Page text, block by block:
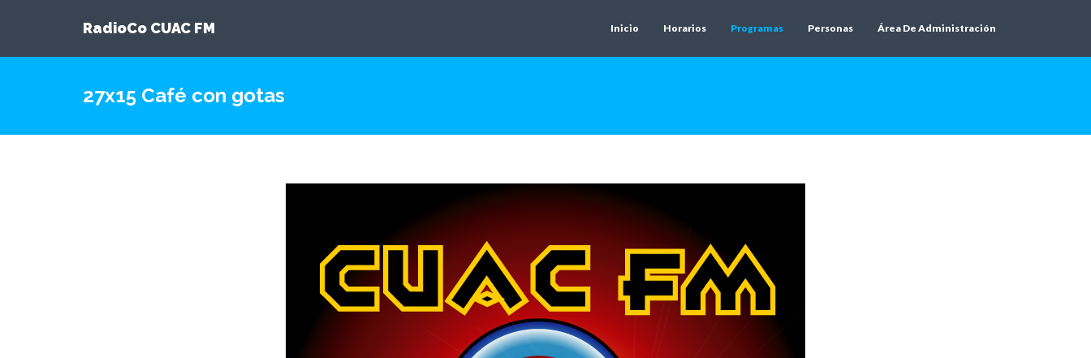
RadioCo CUAC FM Inicio Horarios Programas Personas Área De Administración
27x15 Café con gotas